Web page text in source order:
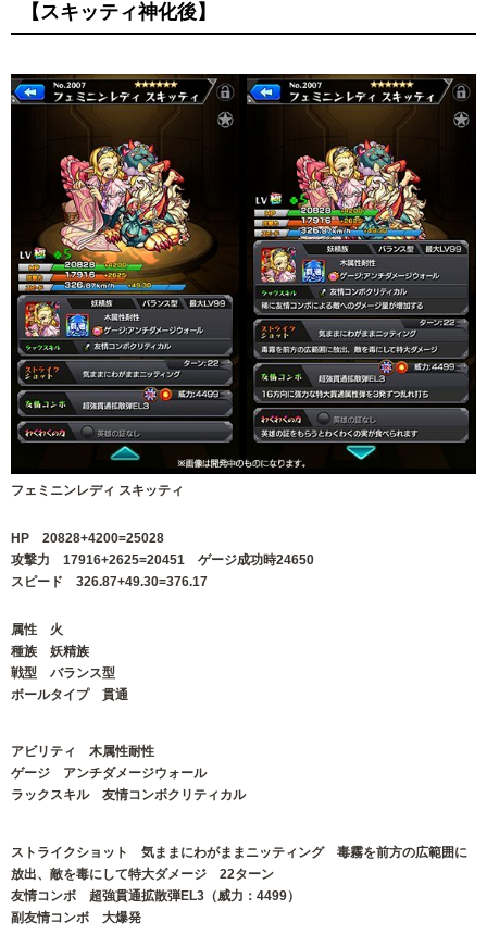
【スキッティ神化後】
フェミニンレディ スキッティ
HP 20828+4200=25028
攻撃力 17916+2625=20451 ゲージ成功時24650
スピード 326.87+49.30=376.17
属性 火
種族 妖精族
戦型 バランス型
ボールタイプ 貫通
アビリティ 木属性耐性
ゲージ アンチダメージウォール
ラックスキル 友情コンボクリティカル
ストライクショット 気ままにわがままニッティング 毒霧を前方の広範囲に
放出、敵を毒にして特大ダメージ 22ターン
友情コンボ 超強貫通拡散弾EL3（威力：4499）
副友情コンボ 大爆発